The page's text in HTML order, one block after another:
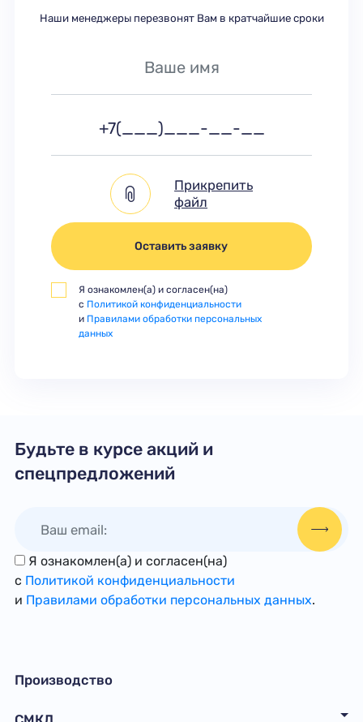
Наши менеджеры перезвонят Вам в кратчайшие сроки
Прикрепить
файл
Оставить заявку
Я ознакомлен(а) и согласен(на)
с Политикой конфиденциальности
и Правилами обработки персональных
данных
Будьте в курсе акций и
спецпредложений
Я ознакомлен(а) и согласен(на)
с Политикой конфиденциальности
и Правилами обработки персональных данных.
Производство